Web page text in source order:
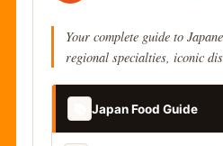
Your complete guide to
regional specialties, iconic
Japan Food Guide